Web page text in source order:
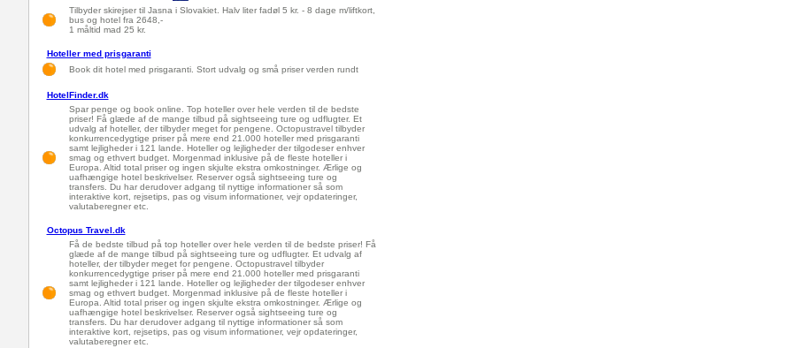
Tilbyder skirejser til Jasna i Slovakiet. Halv liter fadøl 5 kr. - 8 dage m/liftkort,
bus og hotel fra 2648,-
1 måltid mad 25 kr.
Hoteller med prisgaranti
Book dit hotel med prisgaranti. Stort udvalg og små priser verden rundt
HotelFinder.dk
Spar penge og book online. Top hoteller over hele verden til de bedste
priser! Få glæde af de mange tilbud på sightseeing ture og udflugter. Et
udvalg af hoteller, der tilbyder meget for pengene. Octopustravel tilbyder
konkurrencedygtige priser på mere end 21.000 hoteller med prisgaranti
samt lejligheder i 121 lande. Hoteller og lejligheder der tilgodeser enhver
smag og ethvert budget. Morgenmad inklusive på de fleste hoteller i
Europa. Altid total priser og ingen skjulte ekstra omkostninger. Ærlige og
uafhængige hotel beskrivelser. Reserver også sightseeing ture og
transfers. Du har derudover adgang til nyttige informationer så som
interaktive kort, rejsetips, pas og visum informationer, vejr opdateringer,
valutaberegner etc.
Octopus Travel.dk
Få de bedste tilbud på top hoteller over hele verden til de bedste priser! Få
glæde af de mange tilbud på sightseeing ture og udflugter. Et udvalg af
hoteller, der tilbyder meget for pengene. Octopustravel tilbyder
konkurrencedygtige priser på mere end 21.000 hoteller med prisgaranti
samt lejligheder i 121 lande. Hoteller og lejligheder der tilgodeser enhver
smag og ethvert budget. Morgenmad inklusive på de fleste hoteller i
Europa. Altid total priser og ingen skjulte ekstra omkostninger. Ærlige og
uafhængige hotel beskrivelser. Reserver også sightseeing ture og
transfers. Du har derudover adgang til nyttige informationer så som
interaktive kort, rejsetips, pas og visum informationer, vejr opdateringer,
valutaberegner etc.